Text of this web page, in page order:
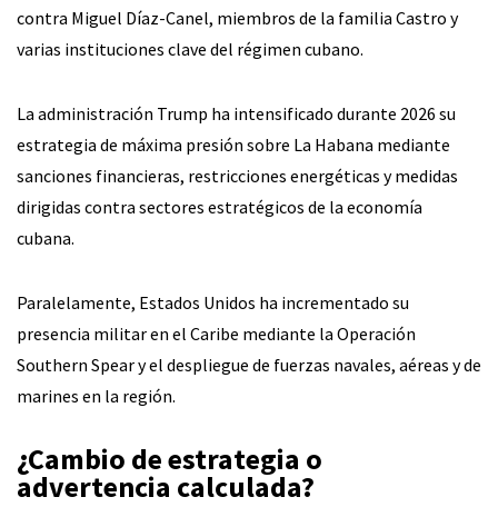
contra Miguel Díaz-Canel, miembros de la familia Castro y
varias instituciones clave del régimen cubano.
La administración Trump ha intensificado durante 2026 su
estrategia de máxima presión sobre La Habana mediante
sanciones financieras, restricciones energéticas y medidas
dirigidas contra sectores estratégicos de la economía
cubana.
Paralelamente, Estados Unidos ha incrementado su
presencia militar en el Caribe mediante la Operación
Southern Spear y el despliegue de fuerzas navales, aéreas y de
marines en la región.
¿Cambio de estrategia o
advertencia calculada?